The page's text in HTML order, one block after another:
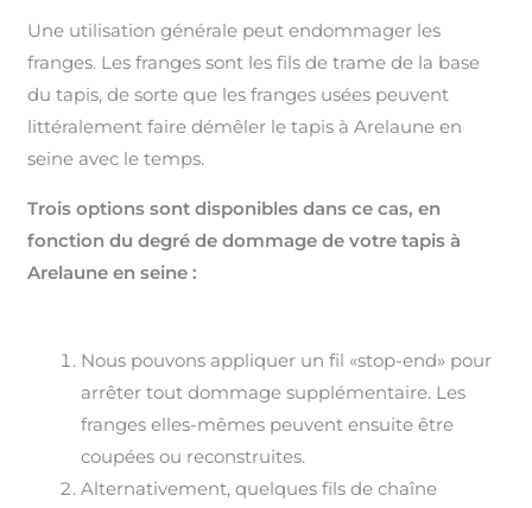
Une utilisation générale peut endommager les
franges. Les franges sont les fils de trame de la base
du tapis, de sorte que les franges usées peuvent
littéralement faire démêler le tapis à Arelaune en
seine avec le temps.
Trois options sont disponibles dans ce cas, en
fonction du degré de dommage de votre tapis à
Arelaune en seine :
Nous pouvons appliquer un fil «stop-end» pour
arrêter tout dommage supplémentaire. Les
franges elles-mêmes peuvent ensuite être
coupées ou reconstruites.
Alternativement, quelques fils de chaîne